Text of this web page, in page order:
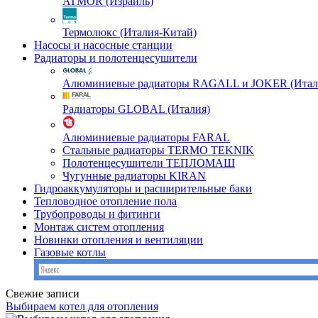
Термолюкс (Италия-Китай)
Насосы и насосные станции
Радиаторы и полотенцесушители
Алюминиевые радиаторы RAGALL и JOKER
Радиаторы GLOBAL (Италия)
Алюминиевые радиаторы FARAL
Стальные радиаторы TERMO TEKNIK
Полотенцесушители ТЕПЛОМАШ
Чугунные радиаторы KIRAN
Гидроаккумуляторы и расширительные баки
Тепловодное отопление пола
Трубопроводы и фитинги
Монтаж систем отопления
Новинки отопления и вентиляции
Газовые котлы
Свежие записи
Выбираем котел для отопления